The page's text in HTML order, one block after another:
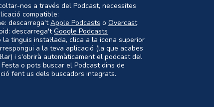
nos a través del Podcast, necessites
compatible:
descarrega'tApple Podcasts o Overcast
descarrega'tGoogle Podcasts
la tinguis instal·lada, clica a la icona superior
a la teva aplicació (la que acabes
i s'obrirà automàticament el podcast del
Festa o pots buscar el Podcast dins de
fent us dels buscadors integrats.